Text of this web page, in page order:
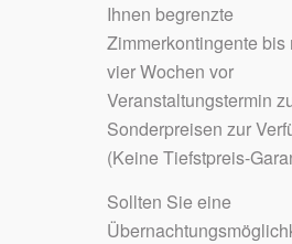
Ihnen begrenzte
Zimmerkontingente bis
vier Wochen vor
Veranstaltungstermin
Sonderpreisen zur
(Keine Tiefstpreis-
Sollten Sie eine